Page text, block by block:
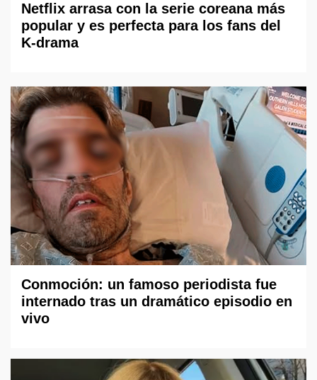
Netflix arrasa con la serie coreana más
popular y es perfecta para los fans del
K-drama
Conmoción: un famoso periodista fue
internado tras un dramático episodio en
vivo